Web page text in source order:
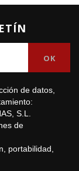
de datos,
S.L.
de
portabilidad,